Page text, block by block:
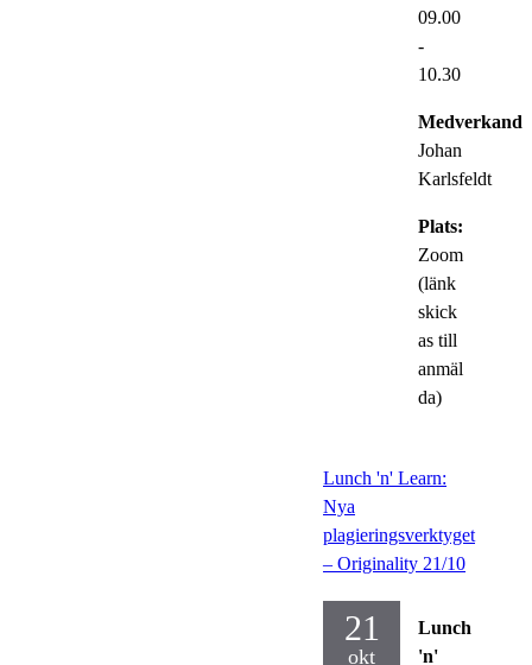
09.00
-
10.30
Johan
Karlsfeldt
Plats:
Zoom
(länk
skick
as till
anmäl
da)
Lunch 'n' Learn:
Nya
plagieringsverktyget
– Originality 21/10
21
okt
Lunch
'n'